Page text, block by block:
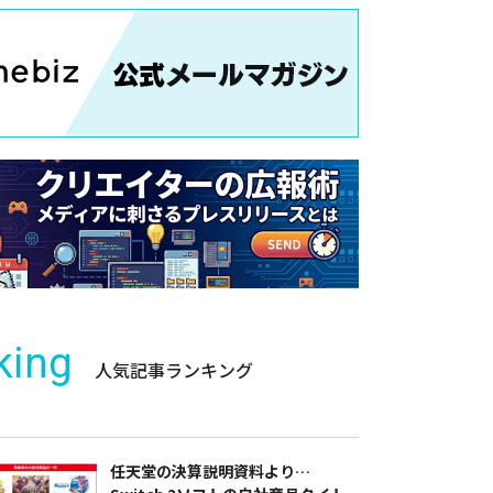
人気記事ランキング
任天堂の決算説明資料より…